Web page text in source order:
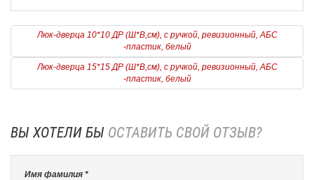
Люк-дверца 10*10 ДР (Ш*В,см), с ручкой, ревизионный, АБС
-пластик, белый
Люк-дверца 15*15 ДР (Ш*В,см), с ручкой, ревизионный, АБС
-пластик, белый
ВЫ ХОТЕЛИ БЫ ОСТАВИТЬ СВОЙ ОТЗЫВ?
Имя фамилия *